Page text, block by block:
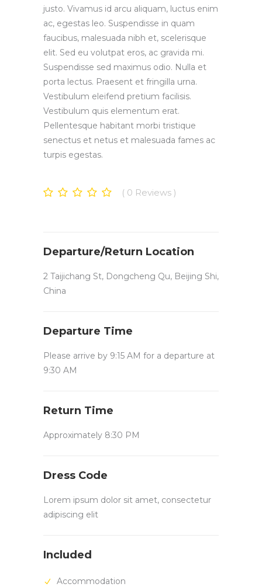
justo. Vivamus id arcu aliquam, luctus enim
ac, egestas leo. Suspendisse in quam
faucibus, malesuada nibh et, scelerisque
elit. Sed eu volutpat eros, ac gravida mi.
Suspendisse sed maximus odio. Nulla et
porta lectus. Praesent et fringilla urna.
Vestibulum eleifend pretium facilisis.
Vestibulum quis elementum erat.
Pellentesque habitant morbi tristique
senectus et netus et malesuada fames ac
turpis egestas.
0 Reviews
Departure/Return Location
2 Taijichang St, Dongcheng Qu, Beijing Shi,
China
Departure Time
Please arrive by 9:15 AM for a departure at
9:30 AM
Return Time
Approximately 8:30 PM
Dress Code
Lorem ipsum dolor sit amet, consectetur
adipiscing elit
Included
Accommodation